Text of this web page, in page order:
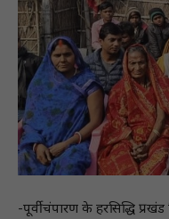
-पूर्वी चंपारण के हरसिद्धि